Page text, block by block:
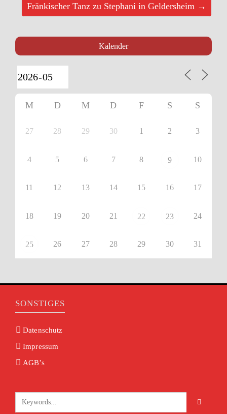
Fränkischer Tanz zu Stephani in Geldersheim →
Kalender
M D M D F S S
27 28 29 30 1 2 3
4 5 6 7 8 9 10
11 12 13 14 15 16 17
18 19 20 21 22 23 24
25 26 27 28 29 30 31
SONSTIGES
Datenschutz
Impressum
AGB’s